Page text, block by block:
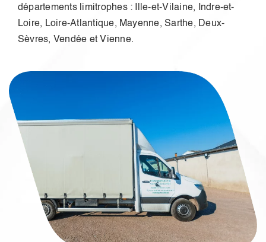
départements limitrophes : Ille-et-Vilaine, Indre-et-
Loire, Loire-Atlantique, Mayenne, Sarthe, Deux-
Sèvres, Vendée et Vienne.